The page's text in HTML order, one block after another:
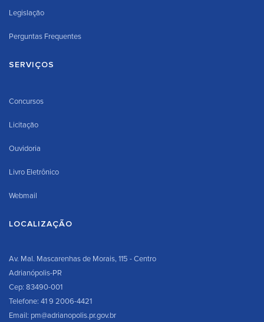
Legislação
Perguntas Frequentes
SERVIÇOS
Concursos
Licitação
Ouvidoria
Livro Eletrônico
Webmail
LOCALIZAÇÃO
Av. Mal. Mascarenhas de Morais, 115 - Centro
Adrianópolis-PR
Cep: 83490-001
Telefone: 41 9 2006-4421
Email: pm@adrianopolis.pr.gov.br